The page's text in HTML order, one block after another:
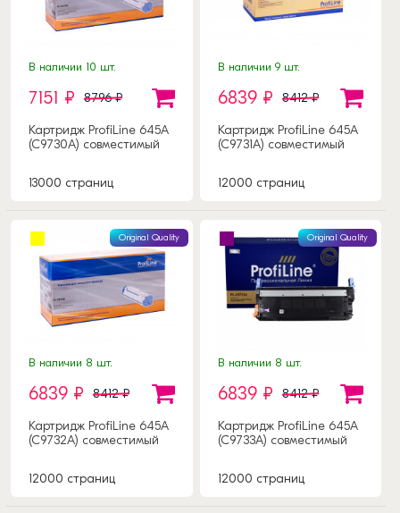
В наличии 10 шт.
7151 ₽ 8796 ₽
Картридж ProfiLine 645A
(C9730A) совместимый
13000 страниц
В наличии 9 шт.
6839 ₽ 8412 ₽
Картридж ProfiLine 645A
(C9731A) совместимый
12000 страниц
Original Quality
В наличии 8 шт.
6839 ₽ 8412 ₽
Картридж ProfiLine 645A
(C9732A) совместимый
12000 страниц
Original Quality
В наличии 8 шт.
6839 ₽ 8412 ₽
Картридж ProfiLine 645A
(C9733A) совместимый
12000 страниц